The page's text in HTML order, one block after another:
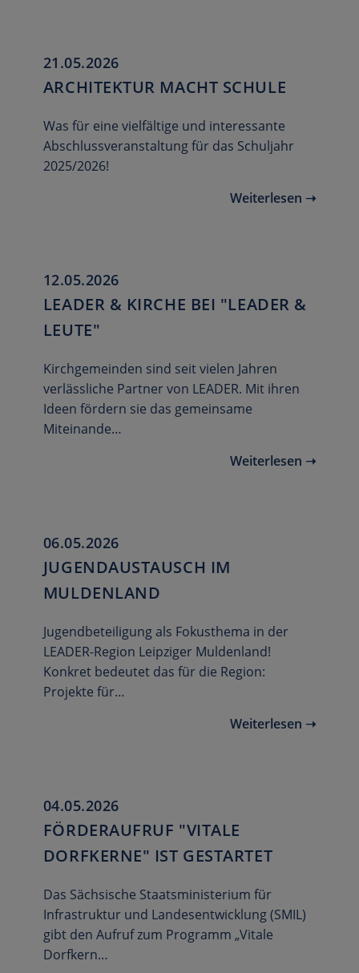
21.05.2026
ARCHITEKTUR MACHT SCHULE
Was für eine vielfältige und interessante
Abschlussveranstaltung für das Schuljahr
2025/2026!
Weiterlesen ➝
12.05.2026
LEADER & KIRCHE BEI "LEADER &
LEUTE"
Kirchgemeinden sind seit vielen Jahren
verlässliche Partner von LEADER. Mit ihren
Ideen fördern sie das gemeinsame
Miteinande…
Weiterlesen ➝
06.05.2026
JUGENDAUSTAUSCH IM
MULDENLAND
Jugendbeteiligung als Fokusthema in der
LEADER-Region Leipziger Muldenland!
Konkret bedeutet das für die Region:
Projekte für…
Weiterlesen ➝
04.05.2026
FÖRDERAUFRUF "VITALE
DORFKERNE" IST GESTARTET
Das Sächsische Staatsministerium für
Infrastruktur und Landesentwicklung (SMIL)
gibt den Aufruf zum Programm „Vitale
Dorfkern…